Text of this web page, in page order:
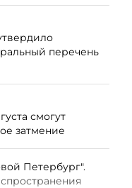
перечень
смогут
затмение
Петербург".